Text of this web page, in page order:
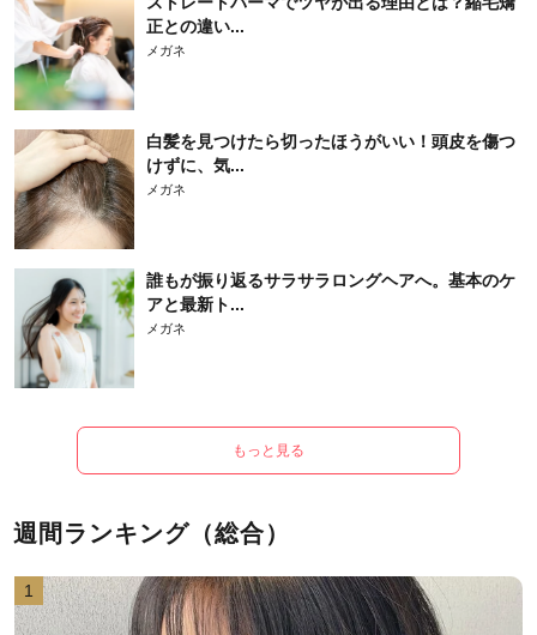
正との違い...
メガネ
白髪を見つけたら切ったほうがいい！頭皮を傷つ
けずに、気...
メガネ
誰もが振り返るサラサラロングヘアへ。基本のケ
アと最新ト...
メガネ
もっと見る
週間ランキング（総合）
1